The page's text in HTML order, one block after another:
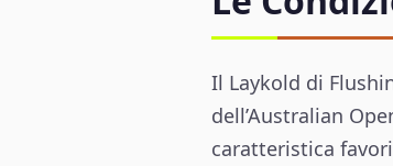
Il Laykold di
dell’Australian
caratteristica